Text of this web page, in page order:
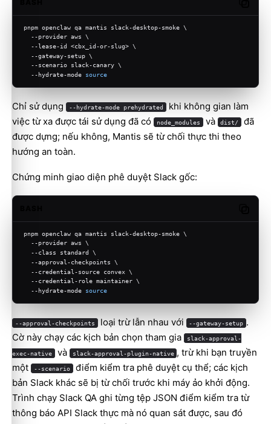
pnpm openclaw qa mantis slack-desktop-smoke \
  --provider aws \
  --lease-id <cbx_id-or-slug> \
  --gateway-setup \
  --scenario slack-canary \
  --hydrate-mode
source
Chỉ sử dụng --hydrate-mode prehydrated khi không gian làm
việc từ xa được tái sử dụng đã có
node_modules và dist/
đã
được dựng; nếu không, Mantis sẽ từ chối thực thi theo
hướng an toàn.
Chứng minh giao diện phê duyệt Slack gốc:
pnpm openclaw qa mantis slack-desktop-smoke \
  --provider aws \
  --class standard \
  --approval-checkpoints \
  --credential-source convex \
  --credential-role maintainer \
  --hydrate-mode
source
--approval-checkpoints loại trừ lẫn nhau với --gateway-setup .
Cờ này chạy các kịch bản chọn tham gia
slack-approval-
exec-native và slack-approval-plugin-native , trừ khi bạn truyền
một
--scenario điểm kiểm tra phê duyệt cụ thể; các kịch
bản Slack khác sẽ bị từ chối trước khi máy ảo khởi động.
Trình chạy Slack QA ghi từng tệp JSON điểm kiểm tra từ
thông báo API Slack thực mà nó quan sát được, sau đó